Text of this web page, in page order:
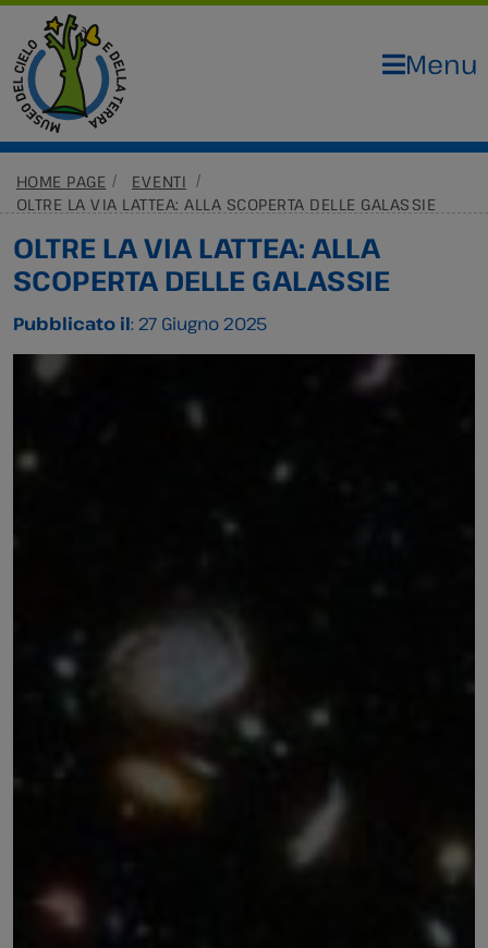
Menu
HOME PAGE
EVENTI
OLTRE LA VIA LATTEA: ALLA SCOPERTA DELLE GALASSIE
OLTRE LA VIA LATTEA: ALLA
SCOPERTA DELLE GALASSIE
Pubblicato il: 27 Giugno 2025